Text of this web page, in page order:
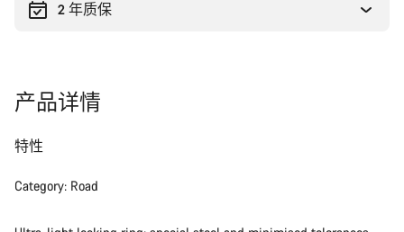
2 年质保
产品详情
特性
Category: Road